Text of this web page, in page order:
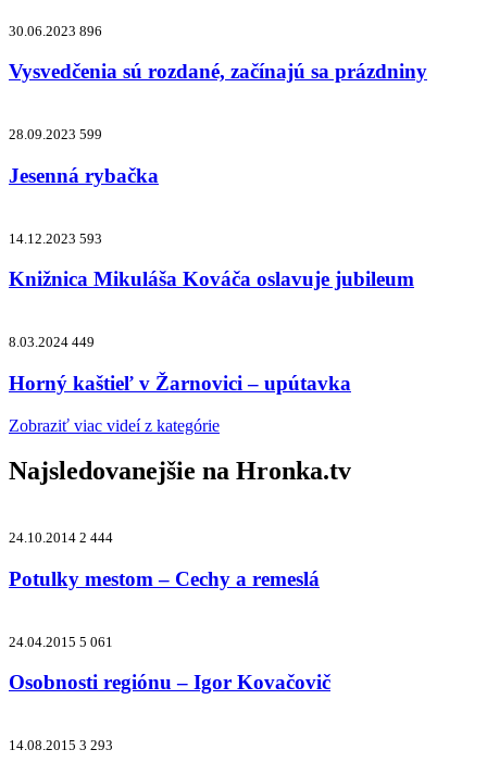
30.06.2023 896
Vysvedčenia sú rozdané, začínajú sa prázdniny
28.09.2023 599
Jesenná rybačka
14.12.2023 593
Knižnica Mikuláša Kováča oslavuje jubileum
8.03.2024 449
Horný kaštieľ v Žarnovici – upútavka
Zobraziť viac videí z kategórie
Najsledovanejšie na Hronka.tv
24.10.2014 2 444
Potulky mestom – Cechy a remeslá
24.04.2015 5 061
Osobnosti regiónu – Igor Kovačovič
14.08.2015 3 293